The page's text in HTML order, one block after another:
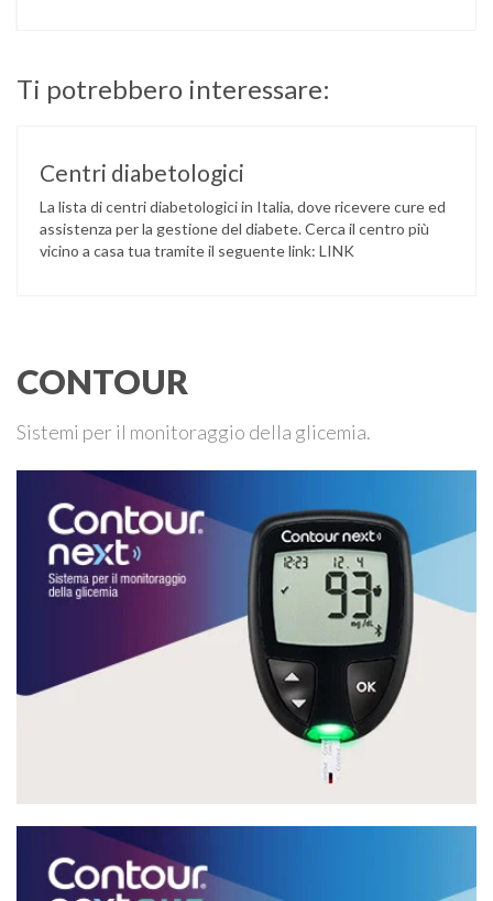
Ti potrebbero interessare:
Centri diabetologici
La lista di centri diabetologici in Italia, dove ricevere cure ed
assistenza per la gestione del diabete. Cerca il centro più
vicino a casa tua tramite il seguente link: LINK
CONTOUR
Sistemi per il monitoraggio della glicemia.